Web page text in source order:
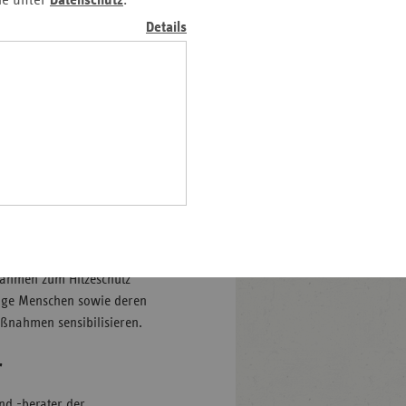
Details
anfällig für Hitze?
um
Die Schulung und die
zum Hitzeschutz
Menschen sowie deren
sensibilisieren.